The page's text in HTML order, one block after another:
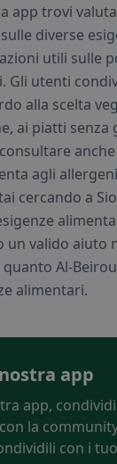
app trovi
diverse
utili sulle
Gli utenti
alla scelta
ai piatti senza
agli
cercando a
un valido aiuto
quanto Al-
alimentari.
app
app,
la
con i